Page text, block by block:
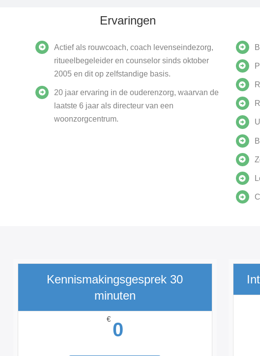
Ervaringen
Actief als rouwcoach, coach levenseindezorg,
ritueelbegeleider en counselor sinds oktober
2005 en dit op zelfstandige basis.
20 jaar ervaring in de ouderenzorg, waarvan de
laatste 6 jaar als directeur van een
woonzorgcentrum.
Kennismakingsgesprek 30
minuten
€ 0